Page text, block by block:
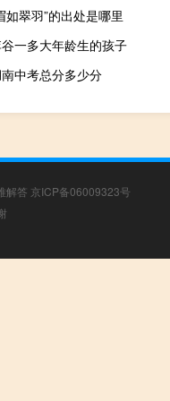
如翠羽”的出处是哪里
一多大年龄生的孩子
中考总分多少分
解答 京ICP备06009323号